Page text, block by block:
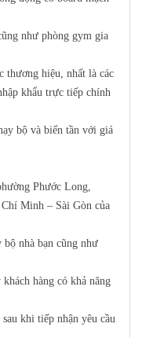
như phòng gym gia
thương hiệu, nhất là các
khẩu trực tiếp chính
bộ và biến tần với giá
Phước Long,
Minh – Sài Gòn của
nhà bạn cũng như
hàng có khả năng
khi tiếp nhận yêu cầu